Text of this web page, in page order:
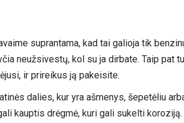
suprantama, kad tai galioja tik
neužsivestų, kol su ja dirbate. Taip pat
ir prireikus ją pakeisite.
dalies, kur yra ašmenys, šepetėliu
kauptis drėgmė, kuri gali sukelti